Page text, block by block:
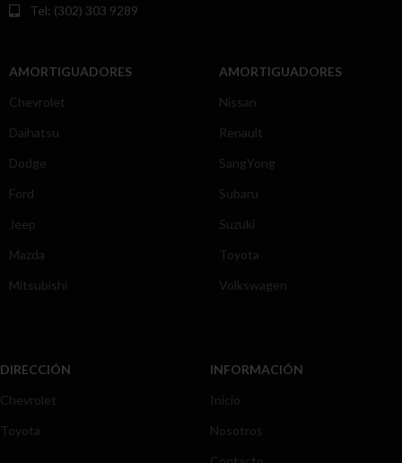
Tel: (302) 303 9289
AMORTIGUADORES
Chevrolet
Daihatsu
Dodge
Ford
Jeep
Mazda
Mitsubishi
AMORTIGUADORES
Nissan
Renault
SangYong
Subaru
Suzuki
Toyota
Volkswagen
DIRECCIÓN
Chevrolet
Toyota
INFORMACIÓN
Inicio
Nosotros